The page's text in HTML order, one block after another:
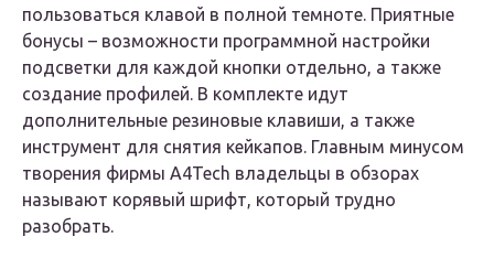
пользоваться клавой в полной темноте. Приятные
бонусы – возможности программной настройки
подсветки для каждой кнопки отдельно, а также
создание профилей. В комплекте идут
дополнительные резиновые клавиши, а также
инструмент для снятия кейкапов. Главным минусом
творения фирмы A4Tech владельцы в обзорах
называют корявый шрифт, который трудно
разобрать.